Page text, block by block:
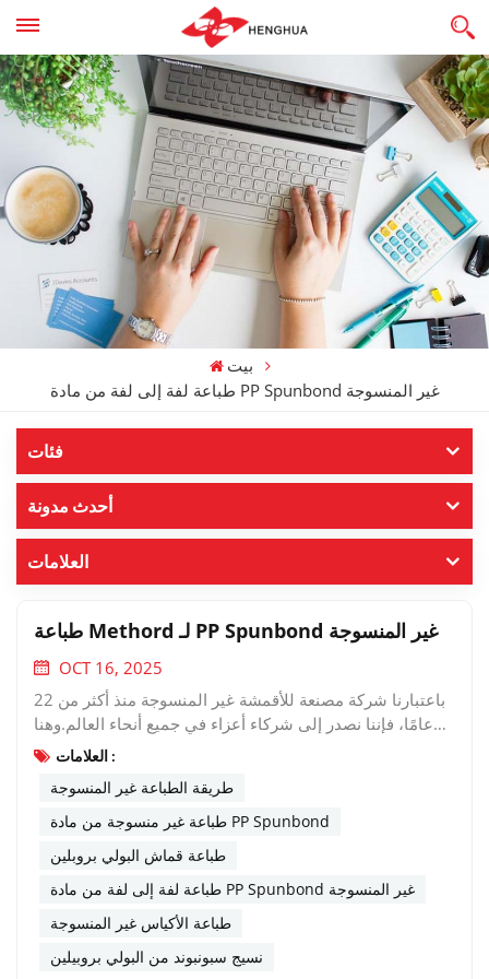
بيت
طباعة لفة إلى لفة من مادة PP Spunbond غير المنسوجة
فئات
أحدث مدونة
العلامات
طباعة Methord لـ PP Spunbond غير المنسوجة
OCT 16, 2025
باعتبارنا شركة مصنعة للأقمشة غير المنسوجة منذ أكثر من 22
عامًا، فإننا نصدر إلى شركاء أعزاء في جميع أنحاء العالم.وهنا
يأتي السؤال: ما الذي سيتعامل معه العميل مع هذه الأقمشة؟ما
الشاشةطباعة الشاشة، العملية تسمى أيضًا طباعة الشاشة
الحريرية لأن الحرير كان يستخدم في هذه العملية.إنها طريقة
الطباعة الأكثر تقليدية والتي توفر طباعة سريعة ومرنة مقارنة
بطرق الطباعة الأخرى. في الحياة الروتينية هناك صندوق من
الورق المقوى، والذي يستخدم في الغالب طباعة الشاشة.
التعريف: الطباعة الحريرية هي استخدام الشاشة الحريرية
كقاعدة للوحة، ومن خلال طريقة تصنيع اللوحة الحساسة
للضوء، يتم تحويلها إلى لوحة طباعة حريرية تحتوي على صور
العلامات :
طريقة الطباعة غير المنسوجة
طباعة غير منسوجة من مادة PP Spunbond
طباعة قماش البولي بروبلين
طباعة لفة إلى لفة من مادة PP Spunbond غير المنسوجة
طباعة الأكياس غير المنسوجة
نسيج سبونبوند من البولي بروبيلين